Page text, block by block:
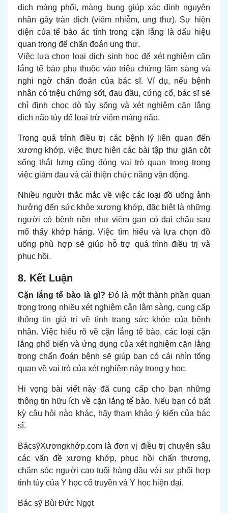
dịch màng phổi, màng bụng giúp xác định nguyên
nhân gây tràn dịch (viêm nhiễm, ung thư). Sự hiện
diện của tế bào ác tính trong cặn lắng là dấu hiệu
quan trọng để chẩn đoán ung thư.
Việc lựa chọn loại dịch sinh học để xét nghiệm cặn
lắng tế bào phụ thuộc vào triệu chứng lâm sàng và
nghi ngờ chẩn đoán của bác sĩ. Ví dụ, nếu bệnh
nhân có triệu chứng sốt, đau đầu, cứng cổ, bác sĩ sẽ
chỉ định chọc dò tủy sống và xét nghiệm cặn lắng
dịch não tủy để loại trừ viêm màng não.
Trong quá trình điều trị các bệnh lý liên quan đến
xương khớp, việc thực hiện các bàitập thư giãn cột
sống thắt lưng cũng đóng vai trò quan trọng trong
việc giảm đau và cải thiện chức năng vận động.
Nhiều người thắc mắc về việc các loại đồ uống ảnh
hưởng đến sức khỏe xương khớp, đặc biệt là những
người có bệnh nền như viêm gan có đại châu sau
mổ thấy khớp háng. Việc tìm hiểu và lựa chọn đồ
uống phù hợp sẽ giúp hỗ trợ quá trình điều trị và
phục hồi.
8. Kết Luận
Cặn lắng tế bào là gì? Đó là một thành phần quan
trọng trong nhiều xét nghiệm cận lâm sàng, cung cấp
thông tin giá trị về tình trạng sức khỏe của bệnh
nhân. Việc hiểu rõ về cặn lắng tế bào, các loại cặn
lắng phổ biến và ứng dụng của xét nghiệm cặn lắng
trong chẩn đoán bệnh sẽ giúp bạn có cái nhìn tổng
quan về vai trò của xét nghiệm này trong y học.
Hi vọng bài viết này đã cung cấp cho bạn những
thông tin hữu ích về cặn lắng tế bào. Nếu bạn có bất
kỳ câu hỏi nào khác, hãy tham khảo ý kiến của bác
sĩ.
BácsỹXươngkhớp.com là đơn vị điều trị chuyên sâu
các vấn đề xương khớp, phục hồi chấn thương,
chăm sóc người cao tuổi hàng đầu với sự phối hợp
tinh túy của Y học cổ truyền và Y học hiện đại.
Bác sỹ Bùi Đức Ngọt